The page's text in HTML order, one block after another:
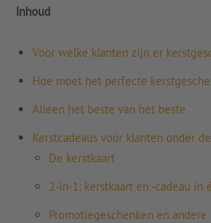
Inhoud
Voor welke klanten zijn er
Hoe moet het perfecte
Alleen het beste van het beste
Kerstcadeaus voor klanten onder
De kerstkaart
2-in-1: kerstkaart en -cadeau in
Promotiegeschenken en